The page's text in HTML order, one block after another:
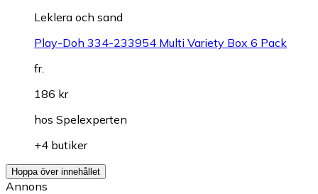
Leklera och sand
Play-Doh 334-233954 Multi Variety Box 6 Pack
fr.
186 kr
hos Spelexperten
+4 butiker
Hoppa över innehållet
Annons